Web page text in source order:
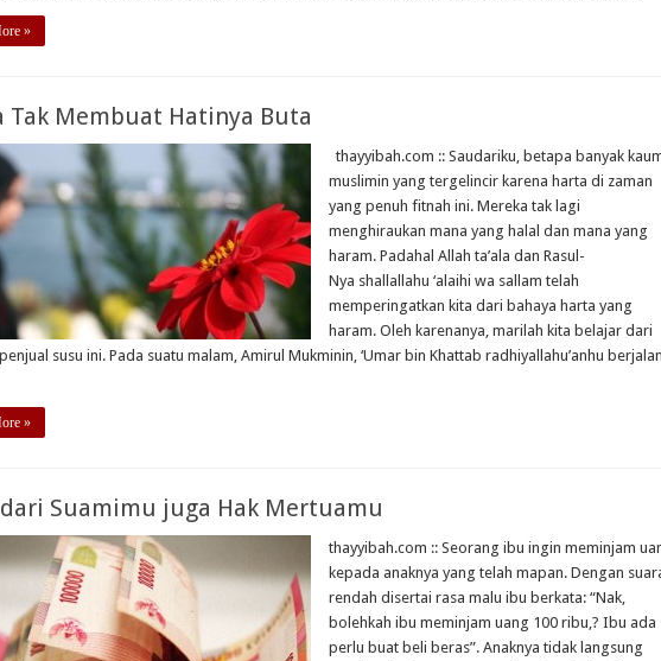
»
Tak Membuat Hatinya Buta
thayyibah.com :: Saudariku, betapa banyak
muslimin yang tergelincir karena harta di zaman
yang penuh fitnah ini. Mereka tak lagi
menghiraukan mana yang halal dan mana yang
haram. Padahal Allah ta’ala dan Rasul-
Nya shallallahu ‘alaihi wa sallam telah
memperingatkan kita dari bahaya harta yang
haram. Oleh karenanya, marilah kita belajar dari
susu ini. Pada suatu malam, Amirul Mukminin, ‘Umar bin Khattab radhiyallahu’anhu berjalan
»
Suamimu juga Hak Mertuamu
thayyibah.com :: Seorang ibu ingin meminjam
kepada anaknya yang telah mapan. Dengan
rendah disertai rasa malu ibu berkata: “Nak,
bolehkah ibu meminjam uang 100 ribu,? Ibu ada
perlu buat beli beras”. Anaknya tidak langsung